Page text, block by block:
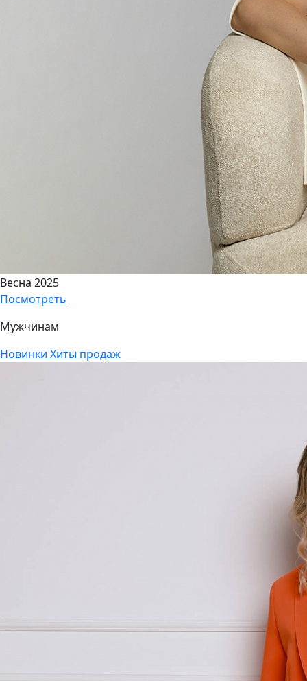
Весна 2025
Посмотреть
Мужчинам
Новинки Хиты продаж